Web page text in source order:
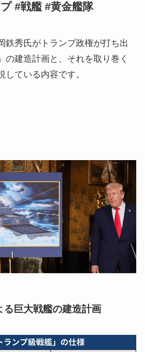
#戦艦 #黄金艦隊
鉄秀氏がトランプ政権が打ち出
の建造計画と、それを取り巻く
している内容です。
る巨大戦艦の建造計画